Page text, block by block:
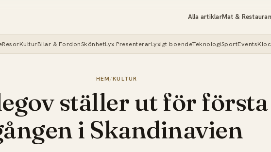
Alla artiklarMat &
ResorKulturBilar & FordonSkönhetLyx PresenterarLyxigt boendeTeknologiSportEvents
HEM/KULTUR
ställer ut för första
i Skandinavien